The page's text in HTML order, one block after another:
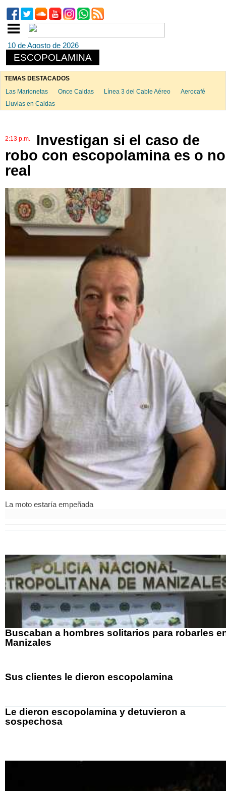
10 de Agosto de 2026
ESCOPOLAMINA
TEMAS DESTACADOS
Las Marionetas
Once Caldas Línea 3 del Cable Aéreo
Aerocafé
Lluvias en Caldas
2:13 p.m.
Investigan si el caso de
robo con escopolamina es o no
real
La moto estaría empeñada
Buscaban a hombres solitarios para robarles
Manizales
Sus clientes le dieron escopolamina
Le dieron escopolamina y detuvieron a
sospechosa